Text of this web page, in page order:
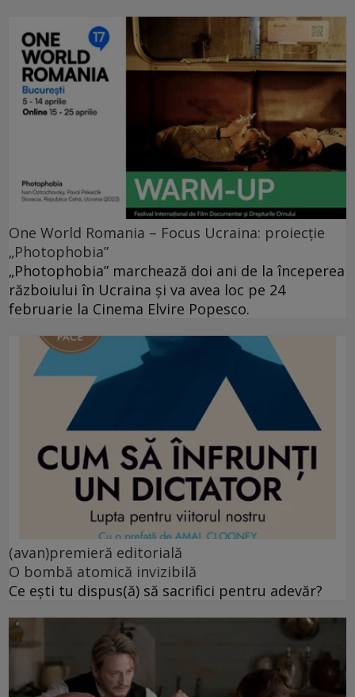
One World Romania – Focus Ucraina: proiecție
„Photophobia”
„Photophobia” marchează doi ani de la începerea
războiului în Ucraina și va avea loc pe 24
februarie la Cinema Elvire Popesco.
(avan)premieră editorială
O bombă atomică invizibilă
Ce ești tu dispus(ă) să sacrifici pentru adevăr?